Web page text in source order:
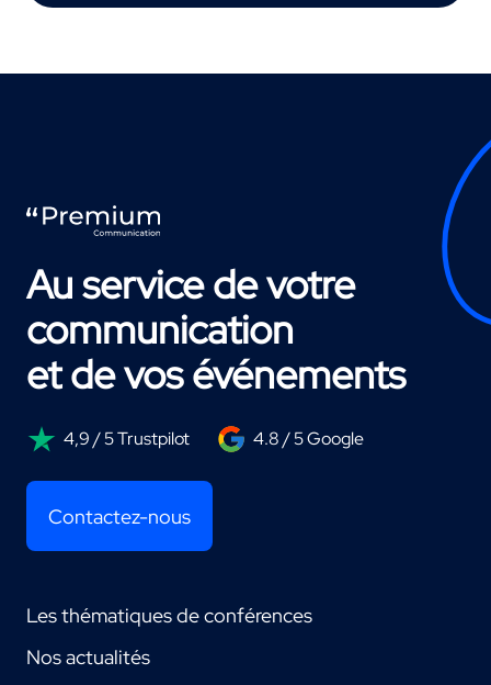
Au service de votre
communication
et de vos événements
4,9 / 5 Trustpilot 4.8 / 5 Google
Contactez-nous
Les thématiques de conférences
Nos actualités